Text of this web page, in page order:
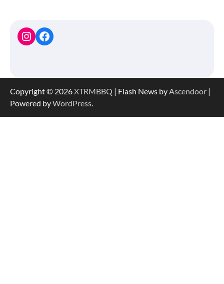
Instagram
Facebook
Copyright © 2026XTRMBBQ | Flash News by Ascendoor |
Powered byWordPress